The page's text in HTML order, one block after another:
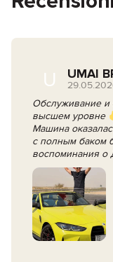
U UMAI
Обслуживание и
высшем уровне
Машина
с полным баком
воспоминания о